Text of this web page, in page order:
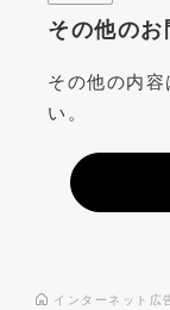
その他のお
その他の内
い。
インターネット広